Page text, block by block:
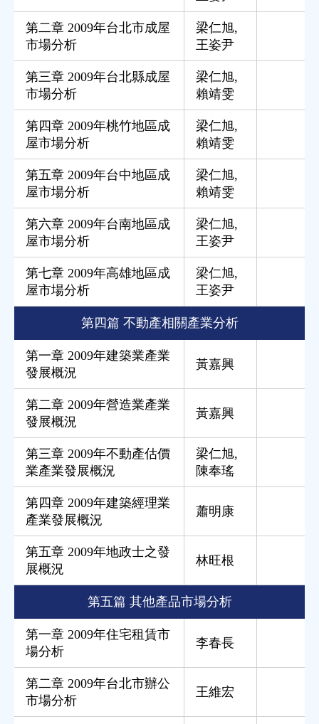
第二章 2009年台北市成屋
市場分析
梁仁旭,
王姿尹
第三章 2009年台北縣成屋
市場分析
梁仁旭,
賴靖雯
第四章 2009年桃竹地區成
屋市場分析
梁仁旭,
賴靖雯
第五章 2009年台中地區成
屋市場分析
梁仁旭,
賴靖雯
第六章 2009年台南地區成
屋市場分析
梁仁旭,
王姿尹
第七章 2009年高雄地區成
屋市場分析
梁仁旭,
王姿尹
第四篇 不動產相關產業分析
第一章 2009年建築業產業
發展概況
黃嘉興
第二章 2009年營造業產業
發展概況
黃嘉興
第三章 2009年不動產估價
業產業發展概況
梁仁旭,
陳奉瑤
第四章 2009年建築經理業
產業發展概況
蕭明康
第五章 2009年地政士之發
展概況
林旺根
第五篇 其他產品市場分析
第一章 2009年住宅租賃市
場分析
李春長
第二章 2009年台北市辦公
市場分析
王維宏